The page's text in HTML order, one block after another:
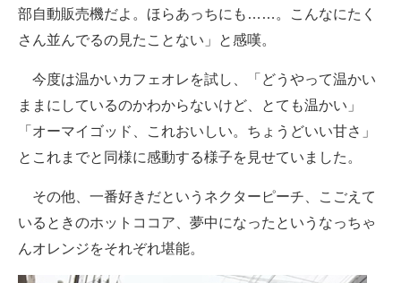
部自動販売機だよ。ほらあっちにも……。こんなにたく
さん並んでるの見たことない」と感嘆。
今度は温かいカフェオレを試し、「どうやって温かい
ままにしているのかわからないけど、とても温かい」
「オーマイゴッド、これおいしい。ちょうどいい甘さ」
とこれまでと同様に感動する様子を見せていました。
その他、一番好きだというネクターピーチ、こごえて
いるときのホットココア、夢中になったというなっちゃ
んオレンジをそれぞれ堪能。